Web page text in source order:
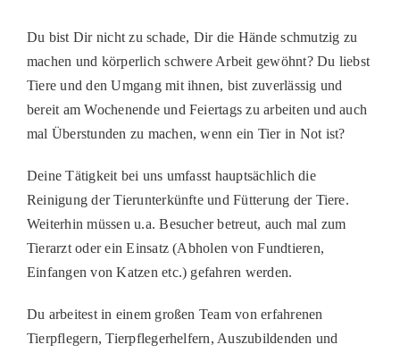
PATENSCHAFTEN
HELFER WERDEN
RATGEBER
Du bist Dir nicht zu schade, Dir die Hände schmutzig zu
machen und körperlich schwere Arbeit gewöhnt? Du liebst
Tiere und den Umgang mit ihnen, bist zuverlässig und
bereit am Wochenende und Feiertags zu arbeiten und auch
mal Überstunden zu machen, wenn ein Tier in Not ist?
Deine Tätigkeit bei uns umfasst hauptsächlich die
Reinigung der Tierunterkünfte und Fütterung der Tiere.
Weiterhin müssen u.a. Besucher betreut, auch mal zum
Tierarzt oder ein Einsatz (Abholen von Fundtieren,
Einfangen von Katzen etc.) gefahren werden.
Du arbeitest in einem großen Team von erfahrenen
Tierpflegern, Tierpflegerhelfern, Auszubildenden und